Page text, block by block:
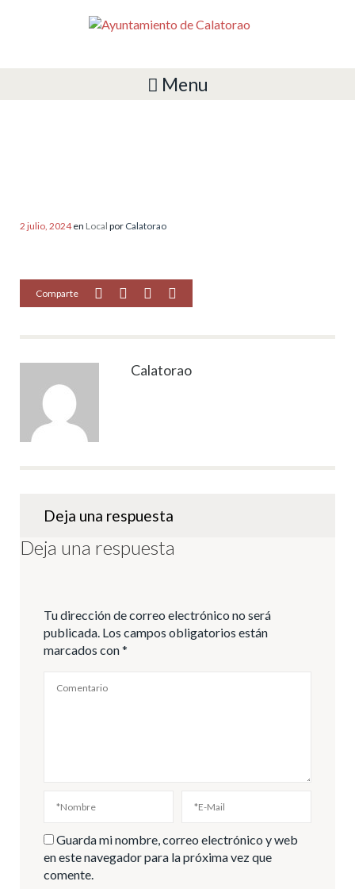
Menu
2 julio, 2024en Local por Calatorao
Comparte
Calatorao
Deja una respuesta
Deja una respuesta
Tu dirección de correo electrónico no será
publicada. Los campos obligatorios están
marcados con*
Guarda mi nombre, correo electrónico y web
en este navegador para la próxima vez que
comente.